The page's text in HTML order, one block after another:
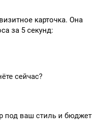
карточка. Она
за 5 секунд:
сейчас?
под ваш стиль и бюджет